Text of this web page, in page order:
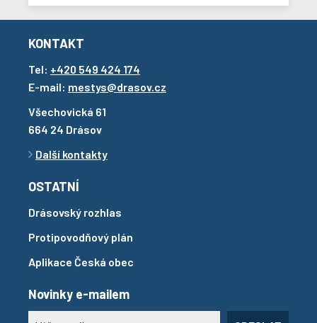
KONTAKT
Tel: +420 549 424 174
E-mail: mestys@drasov.cz
Všechovická 61
664 24 Drásov
Další kontakty
OSTATNÍ
Drásovský rozhlas
Protipovodňový plán
Aplikace Česká obec
Novinky e-mailem